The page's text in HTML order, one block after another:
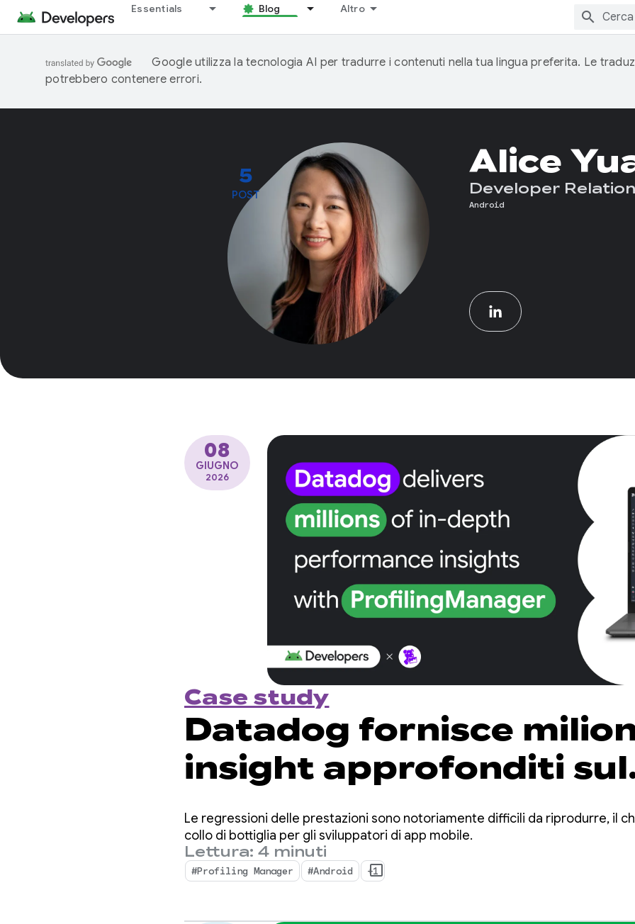
Essentials Blog Altro
Google utilizza la tecnologia AI per tradurre i contenuti nella tua lingua preferita. Le
potrebbero contenere errori.
5
POST
Alice
Developer
Android
08
GIUGNO
2026
Case study
Datadog fornisce
insight approfonditi sul
rendimento con
ProfilingManager
Le regressioni delle prestazioni sono notoriamente difficili da riprodurre, il
collo di bottiglia per gli sviluppatori di app mobile.
Lettura: 4 minuti
#Profiling Manager #Android +1